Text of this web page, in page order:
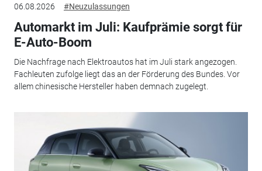
06.08.2026 #Neuzulassungen
Automarkt im Juli: Kaufprämie sorgt für
E-Auto-Boom
Die Nachfrage nach Elektroautos hat im Juli stark angezogen.
Fachleuten zufolge liegt das an der Förderung des Bundes. Vor
allem chinesische Hersteller haben demnach zugelegt.